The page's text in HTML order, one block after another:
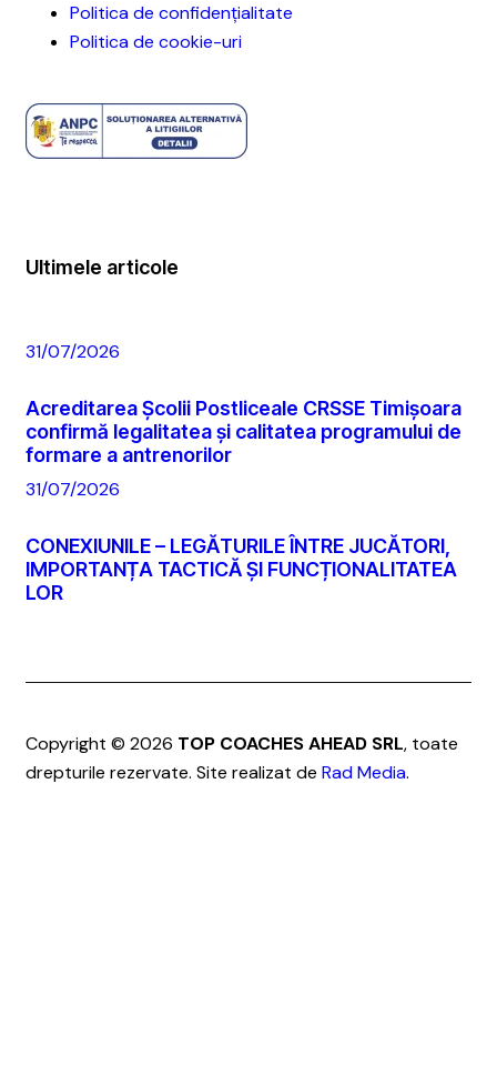
Politica de confidențialitate
Politica de cookie-uri
Ultimele articole
31/07/2026
Acreditarea Școlii Postliceale CRSSE Timișoara
confirmă legalitatea și calitatea programului de
formare a antrenorilor
31/07/2026
CONEXIUNILE – LEGĂTURILE ÎNTRE JUCĂTORI,
IMPORTANȚA TACTICĂ ȘI FUNCȚIONALITATEA
LOR
Copyright © 2026 TOP COACHES AHEAD SRL, toate
drepturile rezervate. Site realizat de Rad Media.